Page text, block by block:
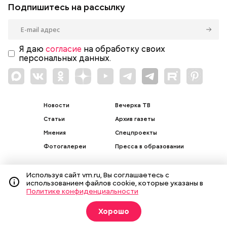
Подпишитесь на рассылку
Я даю согласие на обработку своих
персональных данных.
Новости
Статьи
Мнения
Фотогалереи
Вечерка ТВ
Архив газеты
Спецпроекты
Пресса в образовании
Подписка на печатные
Используя сайт vm.ru, Вы соглашаетесь с
использованием файлов cookie, которые указаны в
Политике конфиденциальности
Хорошо